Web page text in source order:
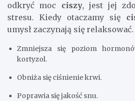
odkryć moc ciszy, jest jej
stresu. Kiedy otaczamy się
umysł zaczynają się
Zmniejsza się poziom
kortyzol.
Obniża się ciśnienie krwi.
Poprawia się jakość snu.